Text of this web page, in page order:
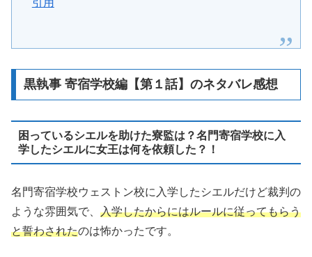
黒執事 寄宿学校編【第１話】のネタバレ感想
困っているシエルを助けた寮監は？名門寄宿学校に入
学したシエルに女王は何を依頼した？！
名門寄宿学校ウェストン校に入学したシエルだけど裁判の
ような雰囲気で、 入学したからにはルールに従ってもらう
と誓わされたのは怖かったです。